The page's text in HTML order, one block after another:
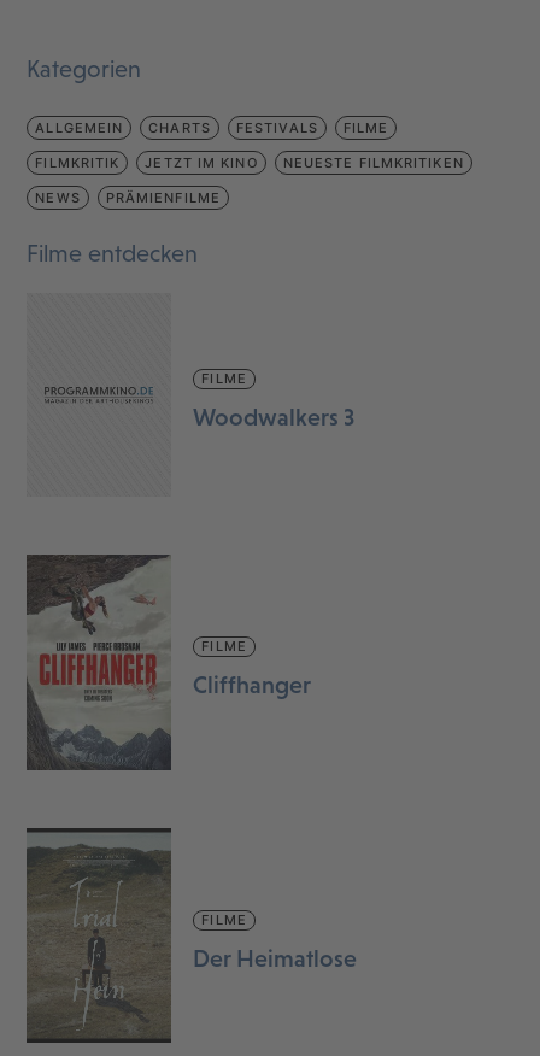
Kategorien
ALLGEMEIN CHARTS FESTIVALS FILME
FILMKRITIK JETZT IM KINO NEUESTE FILMKRITIKEN
NEWS PRÄMIENFILME
Filme entdecken
FILME
Woodwalkers 3
FILME
Cliffhanger
FILME
Der Heimatlose